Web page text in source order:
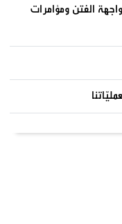
الفتن ومؤامرات